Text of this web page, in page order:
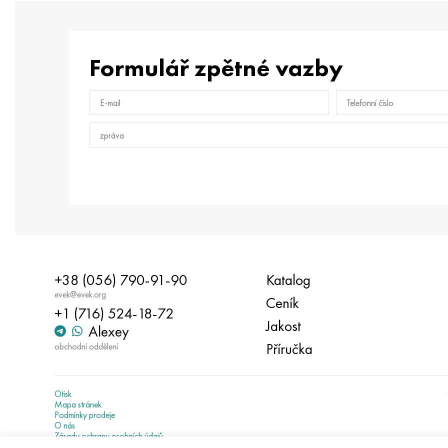
Formulář zpětné vazby
+38 (056) 790-91-90
evek@evek.org
+1 (716) 524-18-72
Alexey
obchodní oddělení
Katalog
Ceník
Jakost
Příručka
Otisk
Mapa stránek
Podmínky prodeje
O nás
Zásady ochrany osobních údajů